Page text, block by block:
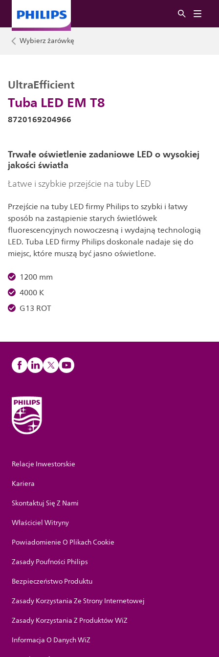
Wybierz żarówkę
Tuba LED EM T8
UltraEfficient
8720169204966
Trwałe oświetlenie zadaniowe LED o wysokiej
jakości światła
Łatwe i szybkie przejście na tuby LED
Przejście na tuby LED firmy Philips to szybki i łatwy
sposób na zastąpienie starych świetlówek
fluorescencyjnych nowoczesną i wydajną technologią
LED. Tuba LED firmy Philips doskonale nadaje się do
miejsc, które muszą być jasno oświetlone.
1200 mm
4000 K
G13 ROT
Relacje Inwestorskie
Kariera
Skontaktuj Się Z Nami
Właściciel Witryny
Powiadomienie O Plikach Cookie
Zasady Poufności Philips
Bezpieczeństwo Produktu
Zasady Korzystania Ze Strony Internetowej
Zasady Korzystania Z Produktów WiZ
Informacja O Danych WiZ